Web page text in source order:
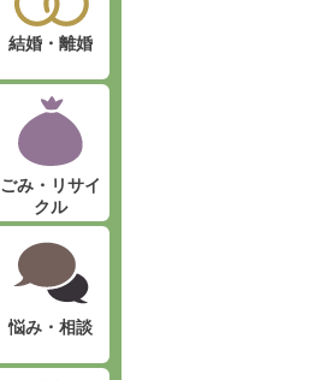
結婚・離婚
ごみ・リサイ
クル
悩み・相談